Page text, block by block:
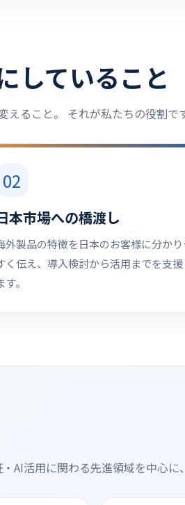
していること
ること。 それが私たちの役割です
02
本市場への橋渡し
外製品の特徴を日本のお客様に分かり
く伝え、導入検討から活用までを支援
す。
AI活用に関わる先進領域を中心に